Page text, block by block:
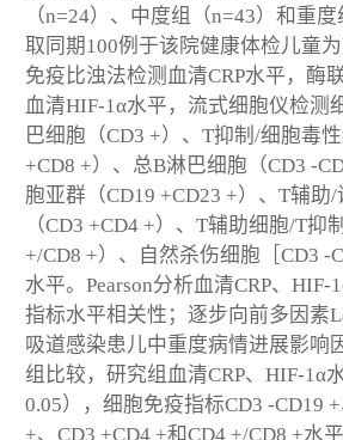
（n=24）、中度组（n=43）和重
取同期100例于该院健康体检儿童
免疫比浊法检测血清CRP水平，酶
血清HIF-1α水平，流式细胞仪检测
巴细胞（CD3 +）、T抑制/细胞毒
+CD8 +）、总B淋巴细胞（CD3 -
胞亚群（CD19 +CD23 +）、T辅助
（CD3 +CD4 +）、T辅助细胞/T抑
+/CD8 +）、自然杀伤细胞［CD3 -
水平。Pearson分析血清CRP、HIF-
指标水平相关性；逐步向前多因素
吸道感染患儿中重度病情进展影响
组比较，研究组血清CRP、HIF-1α
0.05），细胞免疫指标CD3 -CD19
+、CD3 +CD4 +和CD4 +/CD8 +水